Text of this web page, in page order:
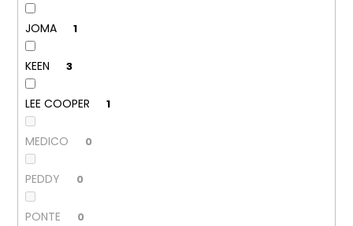
JOMA 1
KEEN 3
LEE COOPER 1
MEDICO 0
PEDDY 0
PONTE 0